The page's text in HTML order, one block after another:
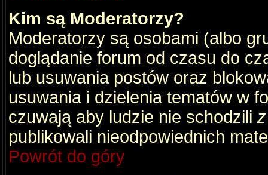
Kim są Moderatorzy?
Moderatorzy są osobami (albo
doglądanie forum od czasu do
lub usuwania postów oraz
usuwania i dzielenia tematów w
czuwają aby ludzie nie schodzili
publikowali nieodpowiednich
Powrót do góry